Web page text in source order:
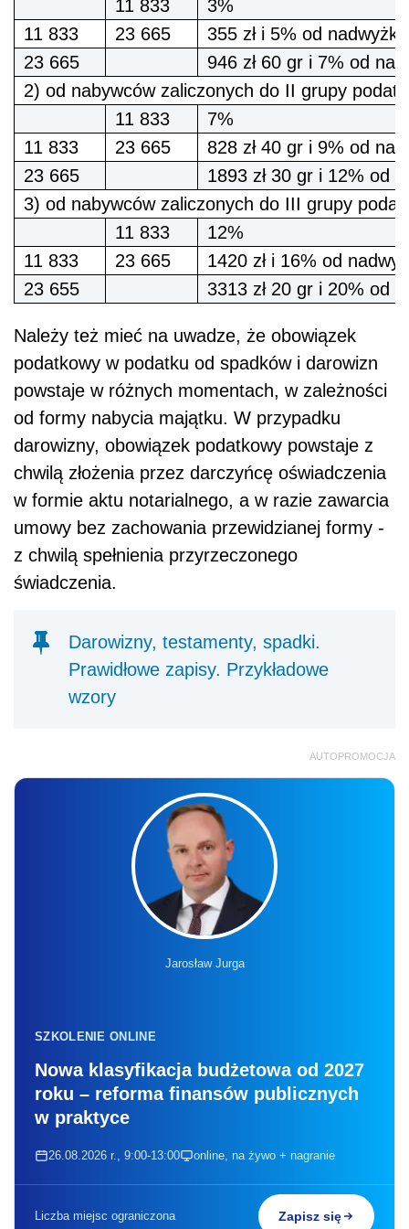
11 833
3%
11 833
23 665
355 zł i 5% od nadwyżki
23 665
946 zł 60 gr i 7% od
2) od nabywców zaliczonych do II grupy
11 833
7%
11 833
23 665
828 zł 40 gr i 9% od
23 665
1893 zł 30 gr i 12% od
3) od nabywców zaliczonych do III grupy
11 833
12%
11 833
23 665
1420 zł i 16% od
23 655
3313 zł 20 gr i 20% od
Należy też mieć na uwadze, że obowiązek
podatkowy w podatku od spadków i darowizn
powstaje w różnych momentach, w zależności
od formy nabycia majątku. W przypadku
darowizny, obowiązek podatkowy powstaje z
chwilą złożenia przez darczyńcę oświadczenia
w formie aktu notarialnego, a w razie zawarcia
umowy bez zachowania przewidzianej formy -
z chwilą spełnienia przyrzeczonego
świadczenia.
Darowizny, testamenty, spadki.
Prawidłowe zapisy. Przykładowe
wzory
AUTOPROMOCJA
Jarosław Jurga
SZKOLENIE ONLINE
Nowa klasyfikacja budżetowa od 2027
roku – reforma finansów publicznych
w praktyce
26.08.2026 r., 9:00-13:00 online, na żywo + nagranie
Liczba miejsc ograniczona Zapisz się